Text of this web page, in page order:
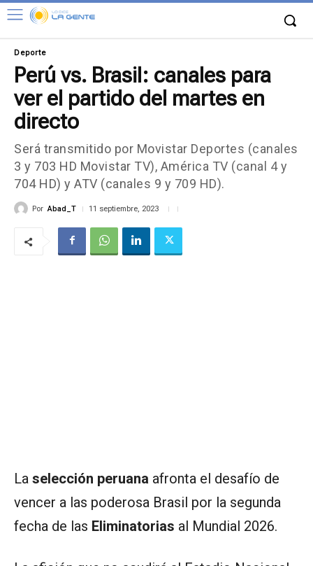
Deporte
Perú vs. Brasil: canales para
ver el partido del martes en
directo
Será transmitido por Movistar Deportes (canales
3 y 703 HD Movistar TV), América TV (canal 4 y
704 HD) y ATV (canales 9 y 709 HD).
Por Abad_T 11 septiembre, 2023
La selección peruana afronta el desafío de
vencer a las poderosa Brasil por la segunda
fecha de las Eliminatorias al Mundial 2026.